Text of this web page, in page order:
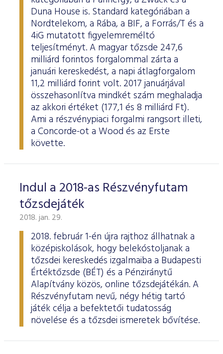
Duna House is. Standard kategóriában a
Nordtelekom, a Rába, a BIF, a Forrás/T és a
4iG mutatott figyelemreméltó
teljesítményt. A magyar tőzsde 247,6
milliárd forintos forgalommal zárta a
januári kereskedést, a napi átlagforgalom
11,2 milliárd forint volt. 2017 januárjával
összehasonlítva mindkét szám meghaladja
az akkori értéket (177,1 és 8 milliárd Ft).
Ami a részvénypiaci forgalmi rangsort illeti,
a Concorde-ot a Wood és az Erste
követte.
Indul a 2018-as Részvényfutam
tőzsdejáték
2018. jan. 29.
2018. február 1-én újra rajthoz állhatnak a
középiskolások, hogy belekóstoljanak a
tőzsdei kereskedés izgalmaiba a Budapesti
Értéktőzsde (BÉT) és a Pénziránytű
Alapítvány közös, online tőzsdejátékán. A
Részvényfutam nevű, négy hétig tartó
játék célja a befektetői tudatosság
növelése és a tőzsdei ismeretek bővítése.